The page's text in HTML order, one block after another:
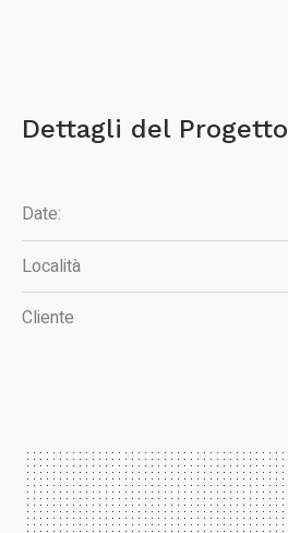
Dettagli del Progetto
Date:
Località
Cliente